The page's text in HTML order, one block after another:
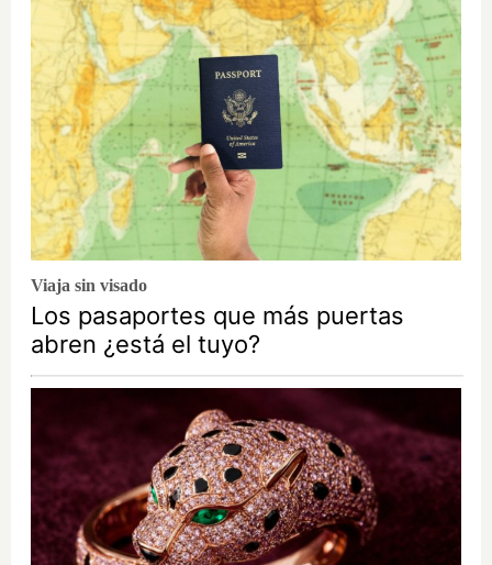
Viaja sin visado
Los pasaportes que más puertas
abren ¿está el tuyo?